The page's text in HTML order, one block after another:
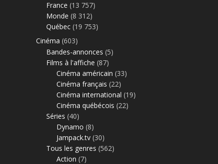
France (13 757)
Monde (8 312)
Québec (19 753)
Cinéma (603)
Bandes-annonces (5)
Films à l'affiche (87)
Cinéma américain (33)
Cinéma français (22)
Cinéma international (19)
Cinéma québécois (22)
Séries (40)
Dynamo (8)
Jampack.tv (30)
Tous les genres (562)
Action (7)